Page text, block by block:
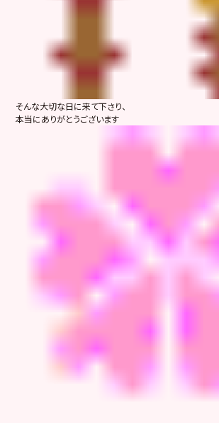
そんな大切な日に来て下さり、
本当にありがとうございます